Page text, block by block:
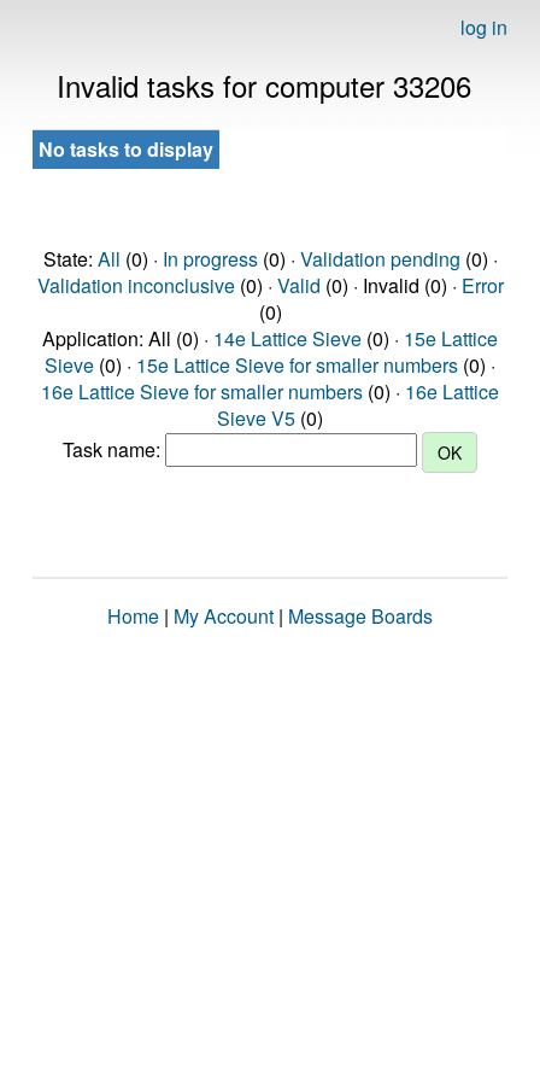
log in
Invalid tasks for computer 33206
No tasks to display
State: All (0) · In progress(0) · Validation pending (0) ·
Validation inconclusive(0) · Valid (0) · Invalid (0) · Error
(0)
Application: All (0) · 14e Lattice Sieve (0) · 15e Lattice
Sieve (0) · 15e Lattice Sieve for smaller numbers (0) ·
16e Lattice Sieve for smaller numbers (0) · 16e Lattice
Sieve V5 (0)
Task name:
Home | My Account | Message Boards